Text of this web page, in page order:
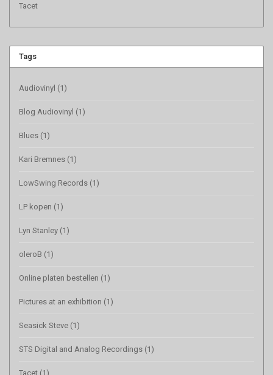
Tacet
Tags
Audiovinyl (1)
Blog Audiovinyl (1)
Blues (1)
Kari Bremnes (1)
LowSwing Records (1)
LP kopen (1)
Lyn Stanley (1)
oleroB (1)
Online platen bestellen (1)
Pictures at an exhibition (1)
Seasick Steve (1)
STS Digital and Analog Recordings (1)
Tacet (1)